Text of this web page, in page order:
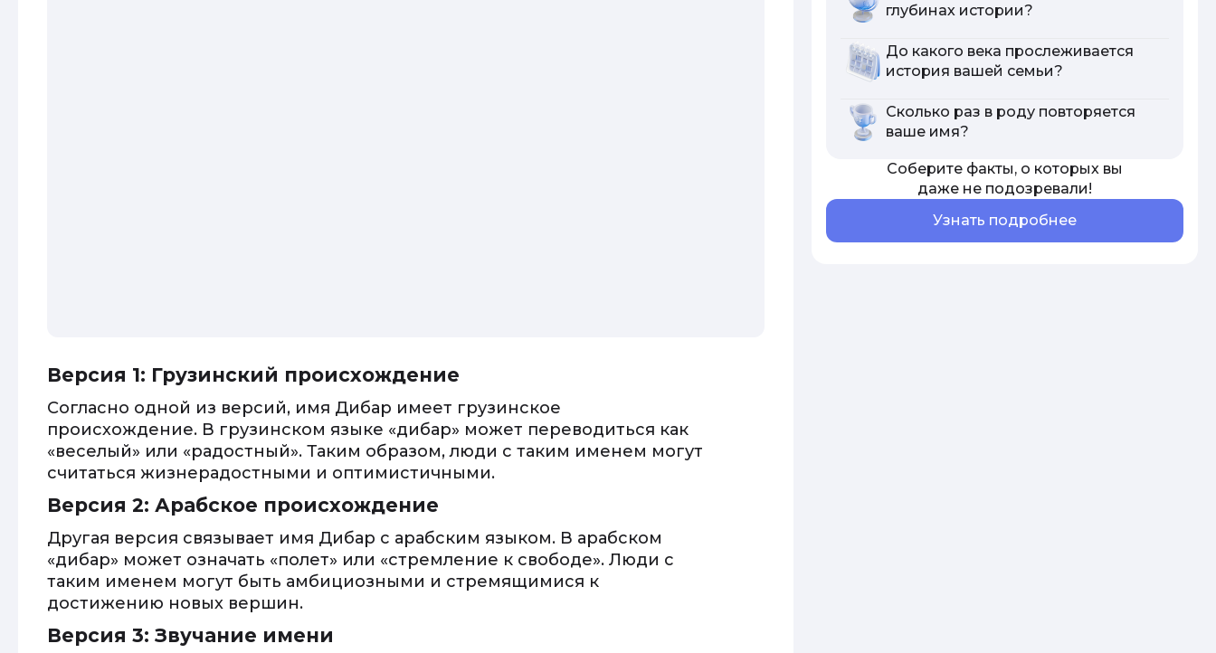
Версия 1: Грузинский происхождение
Согласно одной из версий, имя Дибар имеет грузинское
происхождение. В грузинском языке «дибар» может переводиться как
«веселый» или «радостный». Таким образом, люди с таким именем могут
считаться жизнерадостными и оптимистичными.
Версия 2: Арабское происхождение
Другая версия связывает имя Дибар с арабским языком. В арабском
«дибар» может означать «полет» или «стремление к свободе». Люди с
таким именем могут быть амбициозными и стремящимися к
достижению новых вершин.
Версия 3: Звучание имени
глубинах истории?
До какого века прослеживается
история вашей семьи?
Сколько раз в роду повторяется
ваше имя?
Соберите факты, о которых вы
даже не подозревали!
Узнать подробнее